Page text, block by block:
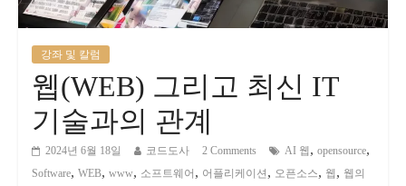
강좌 및 칼럼
웹(WEB) 그리고 최신 IT
기술과의 관계
2024년 6월 18일 코드도사 2 Comments AI 웹 , opensource,
Software, WEB, www, 소프트웨어 , 어플리케이션 , 오픈소스, 웹 , 웹의